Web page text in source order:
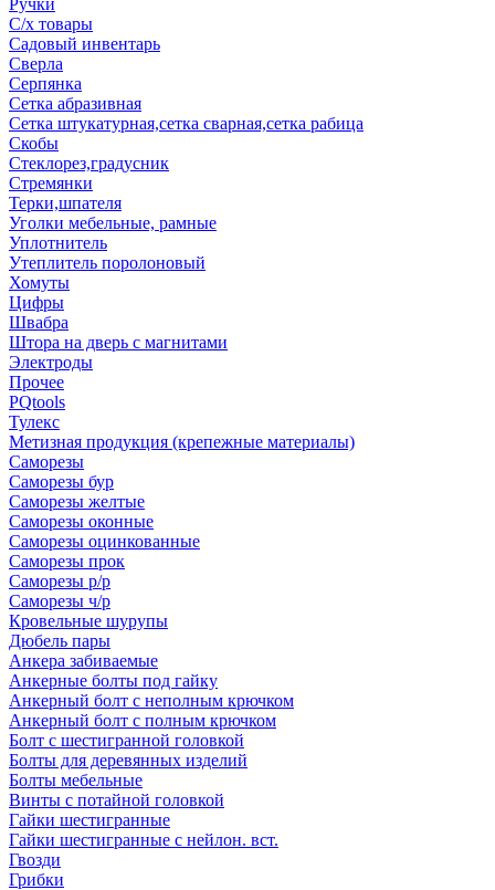
Ручки
С/х товары
Садовый инвентарь
Сверла
Серпянка
Сетка абразивная
Сетка штукатурная,сетка сварная,сетка рабица
Скобы
Стеклорез,градусник
Стремянки
Терки,шпателя
Уголки мебельные, рамные
Уплотнитель
Утеплитель поролоновый
Хомуты
Цифры
Швабра
Штора на дверь с магнитами
Электроды
Прочее
PQtools
Тулекс
Метизная продукция (крепежные материалы)
Саморезы
Саморезы бур
Саморезы желтые
Саморезы оконные
Саморезы оцинкованные
Саморезы прок
Саморезы р/р
Саморезы ч/р
Кровельные шурупы
Дюбель пары
Анкера забиваемые
Анкерные болты под гайку
Анкерный болт с неполным крючком
Анкерный болт с полным крючком
Болт с шестигранной головкой
Болты для деревянных изделий
Болты мебельные
Винты с потайной головкой
Гайки шестигранные
Гайки шестигранные с нейлон. вст.
Гвозди
Грибки